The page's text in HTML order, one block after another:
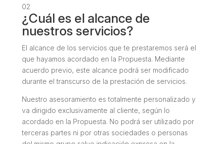
02
¿Cuál es el alcance de
nuestros servicios?
El alcance de los servicios que te prestaremos será el
que hayamos acordado en la Propuesta. Mediante
acuerdo previo, este alcance podrá ser modificado
durante el transcurso de la prestación de servicios.
Nuestro asesoramiento es totalmente personalizado y
va dirigido exclusivamente al cliente, según lo
acordado en la Propuesta. No podrá ser utilizado por
terceras partes ni por otras sociedades o personas